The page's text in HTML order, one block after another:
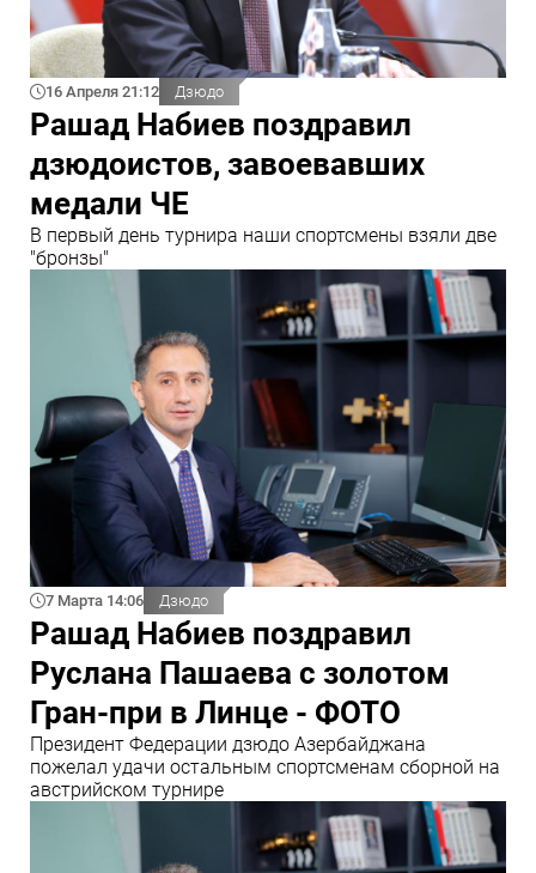
16 Апреля 21:12 Дзюдо
Рашад Набиев поздравил
дзюдоистов, завоевавших
медали ЧЕ
В первый день турнира наши спортсмены взяли две
"бронзы"
7 Марта 14:06 Дзюдо
Рашад Набиев поздравил
Руслана Пашаева с золотом
Гран-при в Линце - ФОТО
Президент Федерации дзюдо Азербайджана
пожелал удачи остальным спортсменам сборной на
австрийском турнире